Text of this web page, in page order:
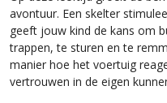
avontuur. Een skelter
geeft jouw kind de kans om
trappen, te sturen en te
manier hoe het voertuig
vertrouwen in de eigen